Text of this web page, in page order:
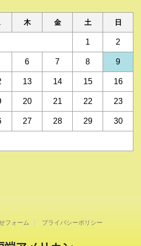
木 金 土 日
1 2
6 7 8 9
13 14 15 16
20 21 22 23
27 28 29 30
フォーム プライバシーポリシー